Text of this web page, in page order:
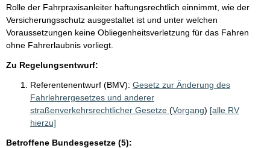
Rolle der Fahrpraxisanleiter haftungsrechtlich einnimmt, wie der
Versicherungsschutz ausgestaltet ist und unter welchen
Voraussetzungen keine Obliegenheitsverletzung für das Fahren
ohne Fahrerlaubnis vorliegt.
Zu Regelungsentwurf:
Referentenentwurf (BMV): Gesetz zur Änderung des
Fahrlehrergesetzes und anderer
straßenverkehrsrechtlicher Gesetze (Vorgang) [alle RV
hierzu]
Betroffene Bundesgesetze (5):